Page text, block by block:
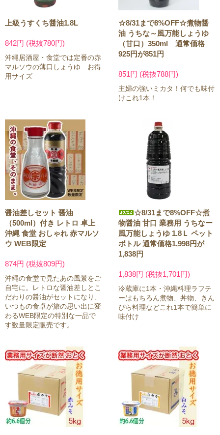
上級うすくち醤油1.8L
842円 (税抜780円)
沖縄居酒屋・食堂では定番の赤
マルソウの薄口しょうゆ お得
用サイズ
☆8/31まで8%OFF☆煮物醤
油 うちな～風万能しょうゆ
（甘口）350ml 通常価格
925円が851円
851円 (税抜788円)
主婦の強いミカタ！何でも味付
けこれ1本！
醤油差しセット 醤油
（500ml）付き レトロ 卓上
沖縄 食堂 おしゃれ 赤マルソ
ウ WEB限定
874円 (税抜809円)
沖縄の食堂で見たあの風景をご
自宅に。レトロな醤油差しとこ
だわりの醤油がセットになり、
いつもの食卓が旅の思い出に変
わるWEB限定の特別な一品で
す数量限定販売です。
☆8/31まで8%OFF☆煮
物醤油 甘口 業務用 うちなー
風万能しょうゆ 1.8Ｌ ペット
ボトル 通常価格1,998円が
1,838円
1,838円 (税抜1,701円)
冷蔵庫に1本・沖縄料理ラフテ
ーはもちろん煮物、丼物、きん
ぴら料理などこれ1本で簡単に
味付け